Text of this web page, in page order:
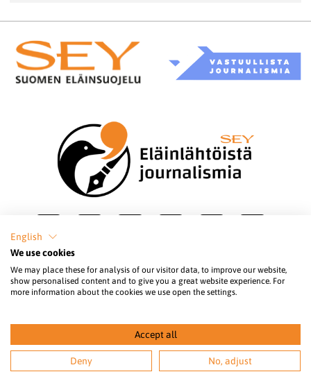
YHTEYSTIEDOT
Lintulahdenkatu 10,
elaintenystava@sey.fi
MEDIAMYYNTI
verkkolehdessä? Ota
yhteyttä:
elaintenystava@sey.fi
Evästekäytännöt
Tietosuojaseloste
English
We use cookies
We may place these for analysis of our visitor data, to improve our website,
show personalised content and to give you a great website experience. For
more information about the cookies we use open the settings.
Accept all
Deny No, adjust